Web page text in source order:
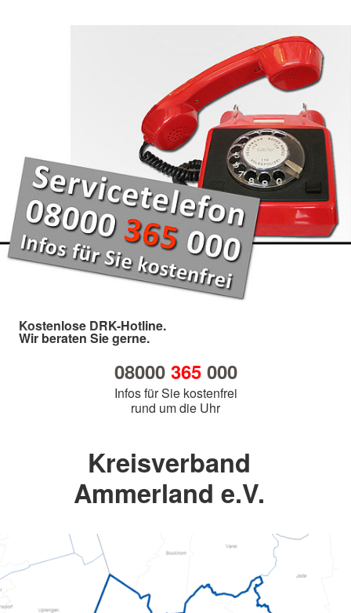
Kostenlose DRK-Hotline.
Wir beraten Sie gerne.
08000 365000
Infos für Sie kostenfrei
rund um die Uhr
Kreisverband
Ammerland e.V.